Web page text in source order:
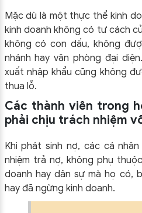
Mặc dù là một thực thể kinh
kinh doanh không có tư cách
không có con dấu, không
nhánh hay văn phòng đại
xuất nhập khẩu cũng không
thua lỗ.
Các thành viên trong
phải chịu trách nhiệm
Khi phát sinh nợ, các cá
nhiệm trả nợ, không phụ
doanh hay dân sự mà họ có,
hay đã ngừng kinh doanh.